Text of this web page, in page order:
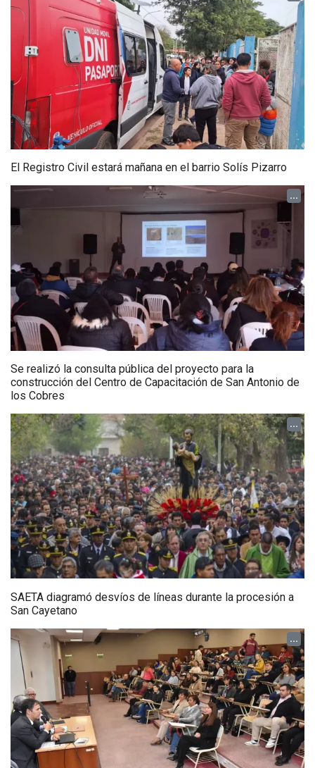
El Registro Civil estará mañana en el barrio Solís Pizarro
...
Se realizó la consulta pública del proyecto para la
construcción del Centro de Capacitación de San Antonio de
los Cobres
...
SAETA diagramó desvíos de líneas durante la procesión a
San Cayetano
...